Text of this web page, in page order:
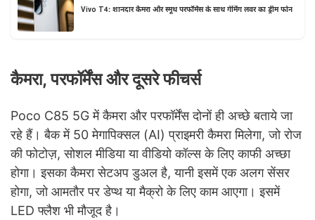
Vivo T4: शानदार कैमरा और स्मूथ परफॉर्मेंस के साथ गेमिंग लवर का ड्रीम फोन
कैमरा, परफॉर्मेंस और दूसरे फीचर्स
Poco C85 5G में कैमरा और परफॉर्मेंस दोनों ही अच्छे बताये जा
रहे हैं। बैक में 50 मेगापिक्सल (AI) प्राइमरी कैमरा मिलेगा, जो रोज
की फोटोज़, सोशल मीडिया या वीडियो कॉल्स के लिए काफी अच्छा
होगा। इसका कैमरा सेटअप डुअल है, यानी इसमें एक अलग सेंसर
होगा, जो आमतौर पर डेप्थ या मैक्रो के लिए काम आएगा। इसमें
LED फ्लैश भी मौजूद है।